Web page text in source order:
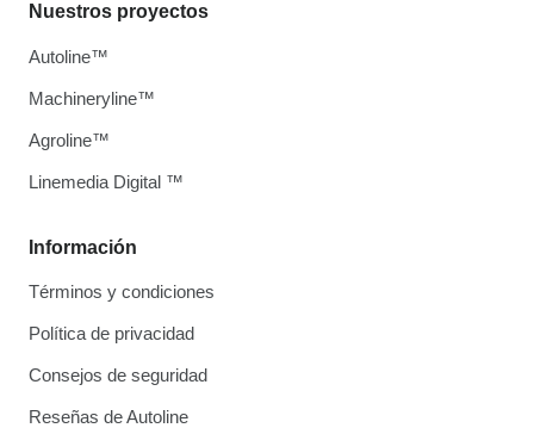
Información
Términos y condiciones
Política de privacidad
Consejos de seguridad
Reseñas de Autoline
Nuestros proyectos
Autoline™
Machineryline™
Agroline™
Linemedia Digital ™